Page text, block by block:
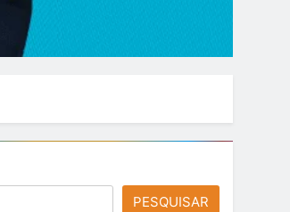
PESQUISAR